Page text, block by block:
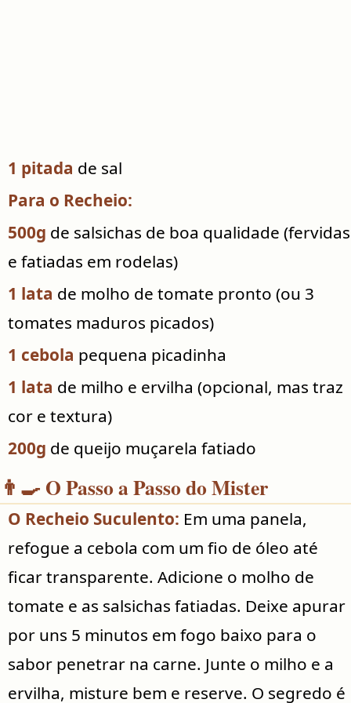
1 pitada de sal
Para o Recheio:
500g de salsichas de boa qualidade (fervidas
e fatiadas em rodelas)
1 lata de molho de tomate pronto (ou 3
tomates maduros picados)
1 cebola pequena picadinha
1 lata de milho e ervilha (opcional, mas traz
cor e textura)
200g de queijo muçarela fatiado
👨‍🍳 O Passo a Passo do Mister
O Recheio Suculento: Em uma panela,
refogue a cebola com um fio de óleo até
ficar transparente. Adicione o molho de
tomate e as salsichas fatiadas. Deixe apurar
por uns 5 minutos em fogo baixo para o
sabor penetrar na carne. Junte o milho e a
ervilha, misture bem e reserve. O segredo é